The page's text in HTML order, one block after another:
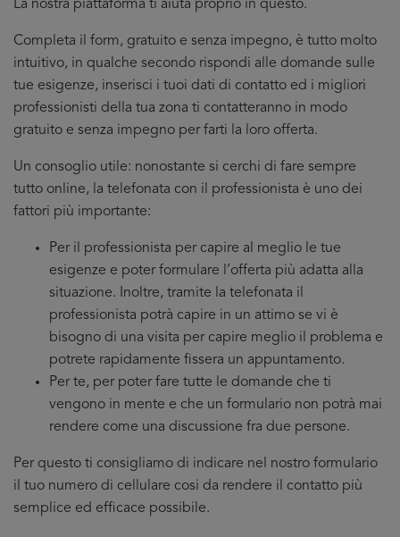
La nostra piattaforma ti aiuta proprio in questo.
Completa il form, gratuito e senza impegno, è tutto molto
intuitivo, in qualche secondo rispondi alle domande sulle
tue esigenze, inserisci i tuoi dati di contatto ed i migliori
professionisti della tua zona ti contatteranno in modo
gratuito e senza impegno per farti la loro offerta.
Un consoglio utile: nonostante si cerchi di fare sempre
tutto online, la telefonata con il professionista è uno dei
fattori più importante:
Per il professionista per capire al meglio le tue
esigenze e poter formulare l’offerta più adatta alla
situazione. Inoltre, tramite la telefonata il
professionista potrà capire in un attimo se vi è
bisogno di una visita per capire meglio il problema e
potrete rapidamente fissera un appuntamento.
Per te, per poter fare tutte le domande che ti
vengono in mente e che un formulario non potrà mai
rendere come una discussione fra due persone.
Per questo ti consigliamo di indicare nel nostro formulario
il tuo numero di cellulare cosi da rendere il contatto più
semplice ed efficace possibile.